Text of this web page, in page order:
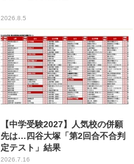
2026.8.5
【中学受験2027】人気校の併願
先は…四谷大塚「第2回合不合判
定テスト」結果
2026.7.16